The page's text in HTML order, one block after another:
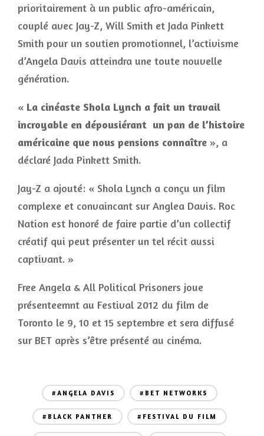
prioritairement à un public afro-américain,
couplé avec Jay-Z, Will Smith et Jada Pinkett
Smith pour un soutien promotionnel, l’activisme
d’Angela Davis atteindra une toute nouvelle
génération.
« La cinéaste Shola Lynch a fait un travail
incroyable en dépousiérant un pan de l’histoire
américaine que nous pensions connaître », a
déclaré Jada Pinkett Smith.
Jay-Z a ajouté: « Shola Lynch a conçu un film
complexe et convaincant sur Anglea Davis. Roc
Nation est honoré de faire partie d’un collectif
créatif qui peut présenter un tel récit aussi
captivant. »
Free Angela & All Political Prisoners joue
présenteemnt au Festival 2012 du film de
Toronto le 9, 10 et 15 septembre et sera diffusé
sur BET après s’être présenté au cinéma.
#ANGELA DAVIS #BET NETWORKS
#BLACK PANTHER #FESTIVAL DU FILM